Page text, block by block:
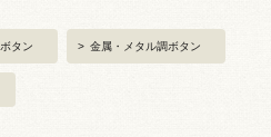
ボタン > 金属・メタル調ボタン